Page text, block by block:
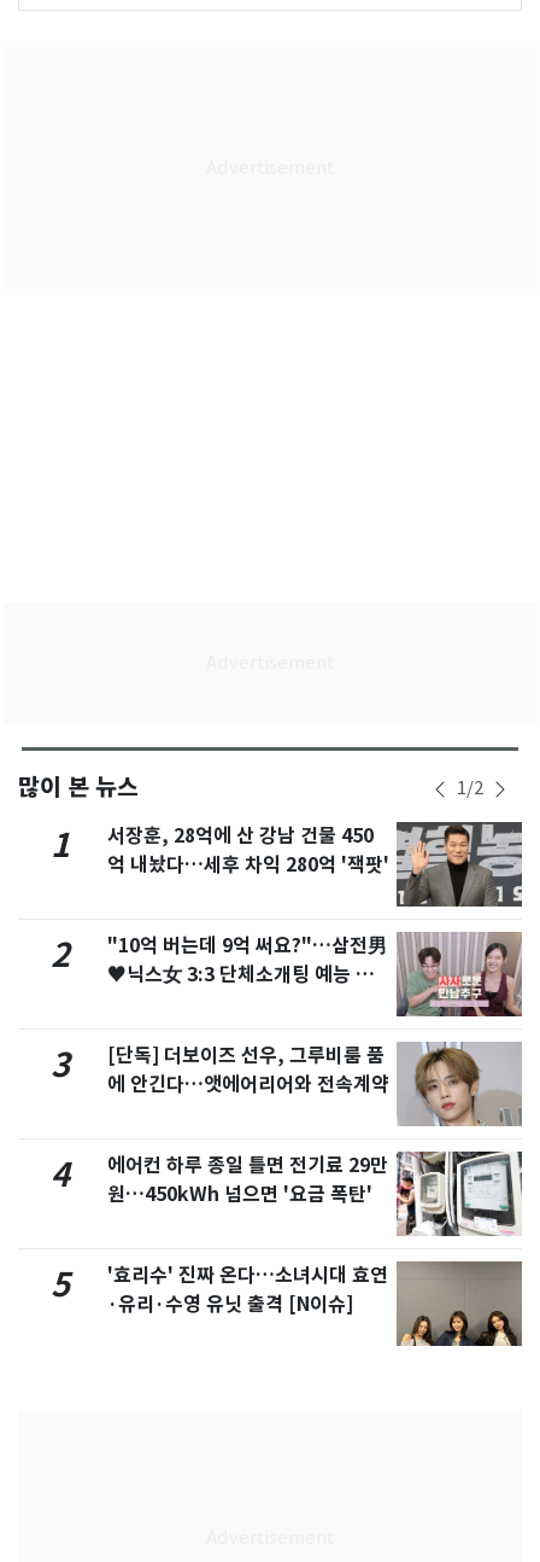
많이 본 뉴스 1/2
1
서장훈, 28억에 산 강남 건물 450
억 내놨다…세후 차익 280억 '잭팟'
2
"10억 버는데 9억 써요?"…삼전男
♥닉스女 3:3 단체소개팅 예능 화
3
[단독] 더보이즈 선우, 그루비룸 품
에 안긴다…앳에어리어와 전속계약
4
에어컨 하루 종일 틀면 전기료 29만
원…450kWh 넘으면 '요금 폭탄'
5
'효리수' 진짜 온다…소녀시대 효연
·유리·수영 유닛 출격 [N이슈]